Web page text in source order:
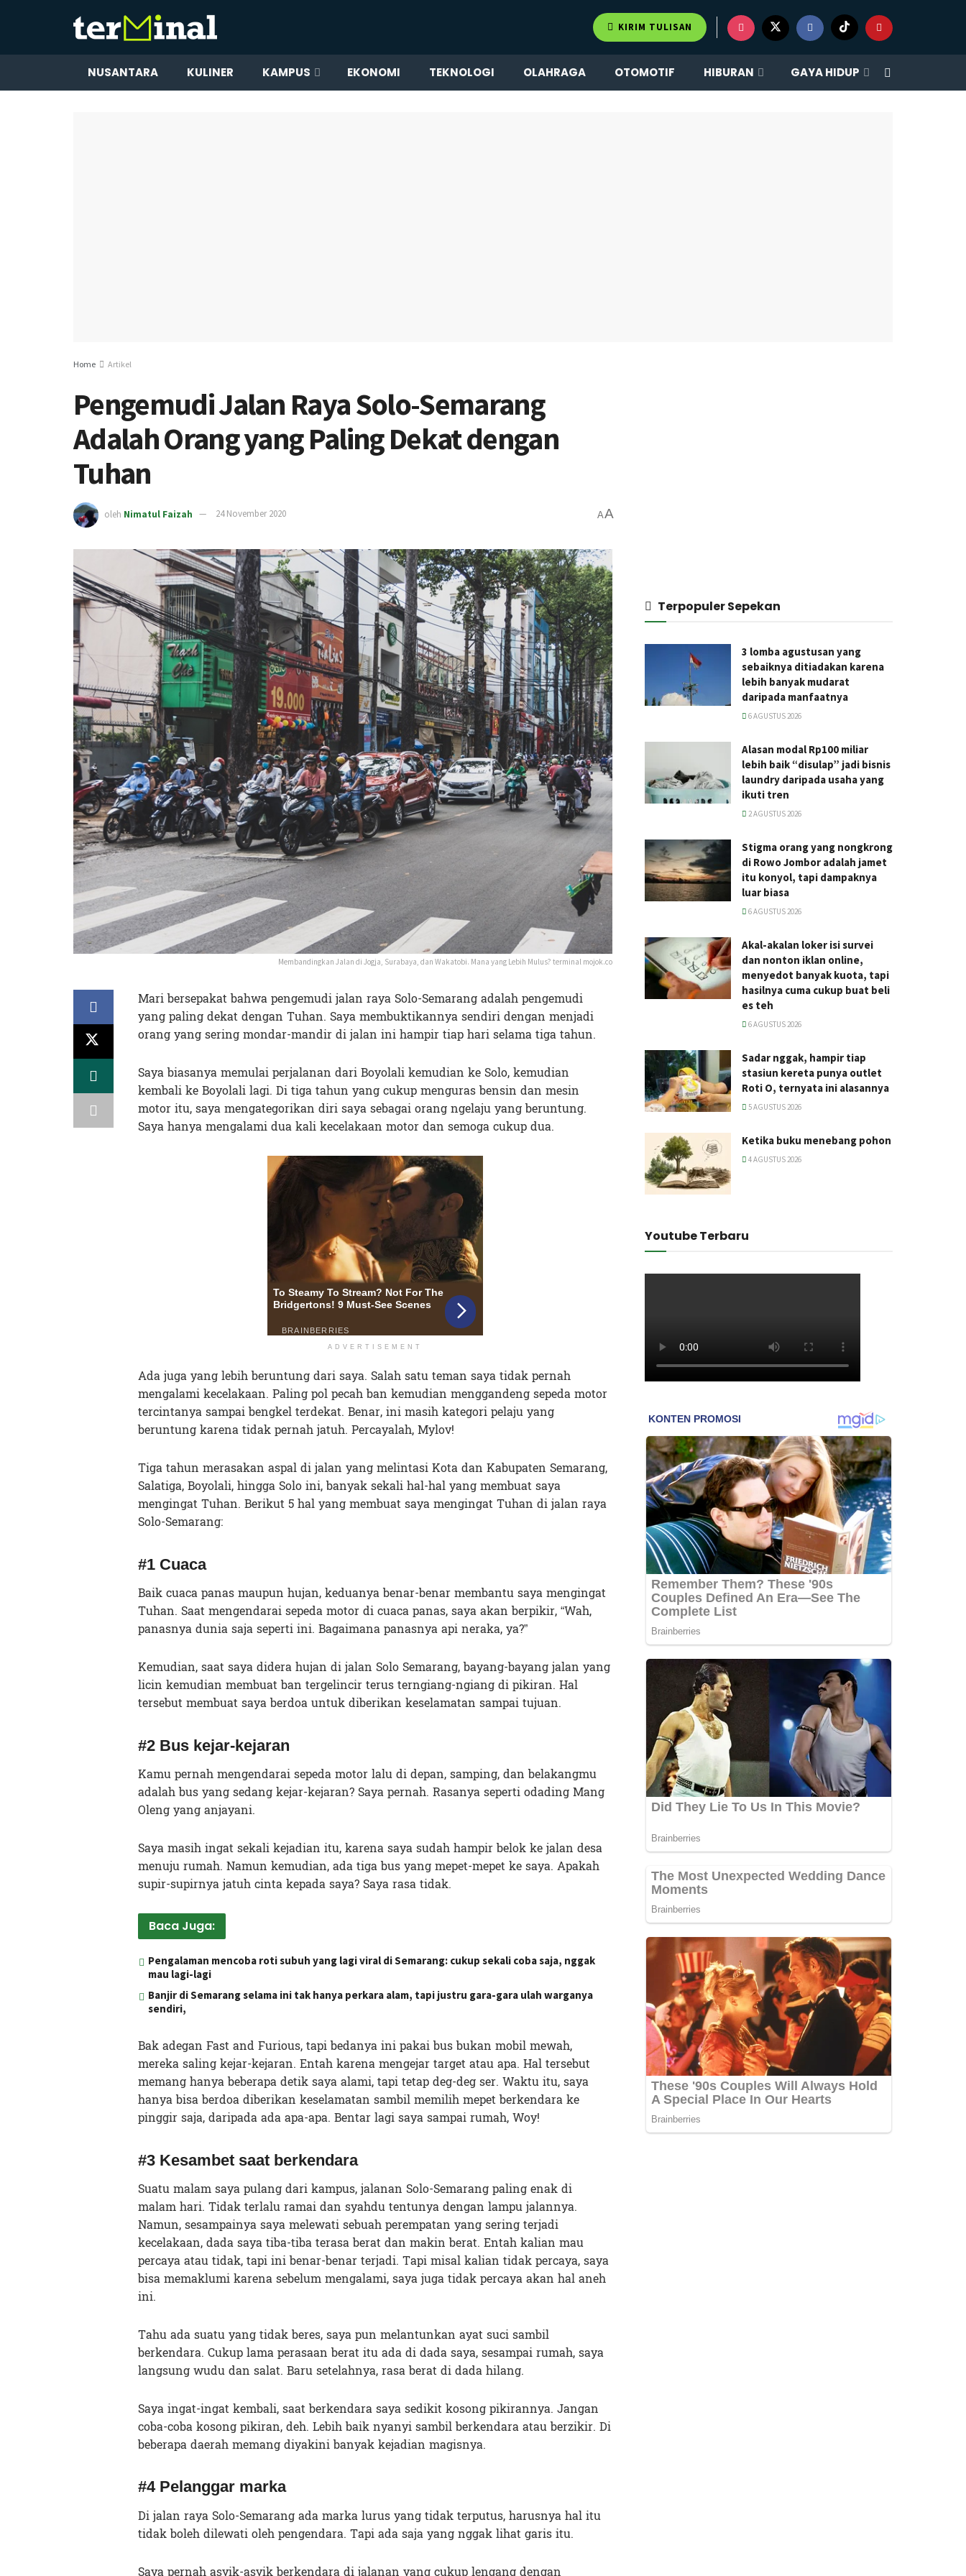
KIRIM TULISAN
NUSANTARA KULINER KAMPUS EKONOMI TEKNOLOGI OLAHRAGA OTOMOTIF HIBURAN GAYA HIDUP
Home Artikel
Pengemudi Jalan Raya Solo-Semarang
Adalah Orang yang Paling Dekat dengan
Tuhan
oleh Nimatul Faizah 24 November 2020 AA
Membandingkan Jalan di Jogja, Surabaya, dan Wakatobi. Mana yang Lebih Mulus? terminal mojok.co
Mari bersepakat bahwa pengemudi jalan raya Solo-Semarang adalah pengemudi
yang paling dekat dengan Tuhan. Saya membuktikannya sendiri dengan menjadi
orang yang sering mondar-mandir di jalan ini hampir tiap hari selama tiga tahun.
Saya biasanya memulai perjalanan dari Boyolali kemudian ke Solo, kemudian
kembali ke Boyolali lagi. Di tiga tahun yang cukup menguras bensin dan mesin
motor itu, saya mengategorikan diri saya sebagai orang ngelaju yang beruntung.
Saya hanya mengalami dua kali kecelakaan motor dan semoga cukup dua.
ADVERTISEMENT
Ada juga yang lebih beruntung dari saya. Salah satu teman saya tidak pernah
mengalami kecelakaan. Paling pol pecah ban kemudian menggandeng sepeda motor
tercintanya sampai bengkel terdekat. Benar, ini masih kategori pelaju yang
beruntung karena tidak pernah jatuh. Percayalah, Mylov!
Tiga tahun merasakan aspal di jalan yang melintasi Kota dan Kabupaten Semarang,
Salatiga, Boyolali, hingga Solo ini, banyak sekali hal-hal yang membuat saya
mengingat Tuhan. Berikut 5 hal yang membuat saya mengingat Tuhan di jalan raya
Solo-Semarang:
#1 Cuaca
Baik cuaca panas maupun hujan, keduanya benar-benar membantu saya mengingat
Tuhan. Saat mengendarai sepeda motor di cuaca panas, saya akan berpikir, “Wah,
panasnya dunia saja seperti ini. Bagaimana panasnya api neraka, ya?”
Kemudian, saat saya didera hujan di jalan Solo Semarang, bayang-bayang jalan yang
licin kemudian membuat ban tergelincir terus terngiang-ngiang di pikiran. Hal
tersebut membuat saya berdoa untuk diberikan keselamatan sampai tujuan.
#2 Bus kejar-kejaran
Kamu pernah mengendarai sepeda motor lalu di depan, samping, dan belakangmu
adalah bus yang sedang kejar-kejaran? Saya pernah. Rasanya seperti odading Mang
Oleng yang anjayani.
Saya masih ingat sekali kejadian itu, karena saya sudah hampir belok ke jalan desa
menuju rumah. Namun kemudian, ada tiga bus yang mepet-mepet ke saya. Apakah
supir-supirnya jatuh cinta kepada saya? Saya rasa tidak.
Baca Juga:
Pengalaman mencoba roti subuh yang lagi viral di Semarang: cukup sekali coba saja, nggak
mau lagi-lagi
Banjir di Semarang selama ini tak hanya perkara alam, tapi justru gara-gara ulah warganya
sendiri,
Bak adegan Fast and Furious, tapi bedanya ini pakai bus bukan mobil mewah,
mereka saling kejar-kejaran. Entah karena mengejar target atau apa. Hal tersebut
memang hanya beberapa detik saya alami, tapi tetap deg-deg ser. Waktu itu, saya
hanya bisa berdoa diberikan keselamatan sambil memilih mepet berkendara ke
pinggir saja, daripada ada apa-apa. Bentar lagi saya sampai rumah, Woy!
#3 Kesambet saat berkendara
Suatu malam saya pulang dari kampus, jalanan Solo-Semarang paling enak di
malam hari. Tidak terlalu ramai dan syahdu tentunya dengan lampu jalannya.
Namun, sesampainya saya melewati sebuah perempatan yang sering terjadi
kecelakaan, dada saya tiba-tiba terasa berat dan makin berat. Entah kalian mau
percaya atau tidak, tapi ini benar-benar terjadi. Tapi misal kalian tidak percaya, saya
bisa memaklumi karena sebelum mengalami, saya juga tidak percaya akan hal aneh
ini.
Tahu ada suatu yang tidak beres, saya pun melantunkan ayat suci sambil
berkendara. Cukup lama perasaan berat itu ada di dada saya, sesampai rumah, saya
langsung wudu dan salat. Baru setelahnya, rasa berat di dada hilang.
Saya ingat-ingat kembali, saat berkendara saya sedikit kosong pikirannya. Jangan
coba-coba kosong pikiran, deh. Lebih baik nyanyi sambil berkendara atau berzikir. Di
beberapa daerah memang diyakini banyak kejadian magisnya.
#4 Pelanggar marka
Di jalan raya Solo-Semarang ada marka lurus yang tidak terputus, harusnya hal itu
tidak boleh dilewati oleh pengendara. Tapi ada saja yang nggak lihat garis itu.
Saya pernah asyik-asyik berkendara di jalanan yang cukup lengang dengan
Terpopuler Sepekan
3 lomba agustusan yang
sebaiknya ditiadakan karena
lebih banyak mudarat
daripada manfaatnya
6 AGUSTUS 2026
Alasan modal Rp100 miliar
lebih baik “disulap” jadi bisnis
laundry daripada usaha yang
ikuti tren
2 AGUSTUS 2026
Stigma orang yang nongkrong
di Rowo Jombor adalah jamet
itu konyol, tapi dampaknya
luar biasa
6 AGUSTUS 2026
Akal-akalan loker isi survei
dan nonton iklan online,
menyedot banyak kuota, tapi
hasilnya cuma cukup buat beli
es teh
6 AGUSTUS 2026
Sadar nggak, hampir tiap
stasiun kereta punya outlet
Roti O, ternyata ini alasannya
5 AGUSTUS 2026
Ketika buku menebang pohon
4 AGUSTUS 2026
Youtube Terbaru